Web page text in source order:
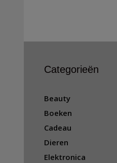
Categorieën
Beauty
Boeken
Cadeau
Dieren
Elektronica